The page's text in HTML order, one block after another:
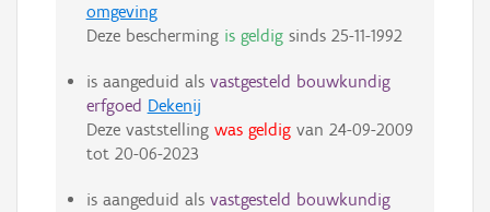
omgeving
Deze bescherming is geldigsinds 25-11-1992
is aangeduid als vastgesteld bouwkundig
erfgoed Dekenij
Deze vaststelling was geldigvan 24-09-2009
tot 20-06-2023
is aangeduid als vastgesteld bouwkundig